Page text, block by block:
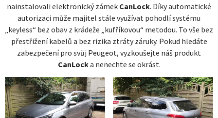
nainstalovali elektronický zámek CanLock. Díky automatické
autorizaci může majitel stále využívat pohodlí systému
„keyless“ bez obav z krádeže „kufříkovou“ metodou. To vše bez
přestřižení kabelů a bez rizika ztráty záruky. Pokud hledáte
zabezpečení pro svůj Peugeot, vyzkoušejte náš produkt
CanLocka nenechte se okrást.